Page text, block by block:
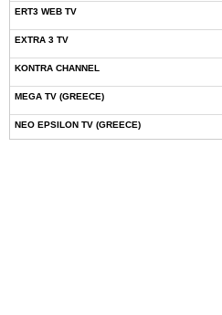
ERT3 WEB TV
EXTRA 3 TV
KONTRA CHANNEL
MEGA TV (GREECE)
NEO EPSILON TV (GREECE)